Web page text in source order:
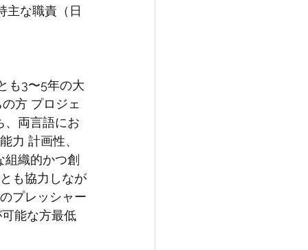
主な職責（日
も3〜5年の大
方 プロジェ
、両言語にお
力 計画性、
織的かつ創
も協力しなが
プレッシャー
能な方最低